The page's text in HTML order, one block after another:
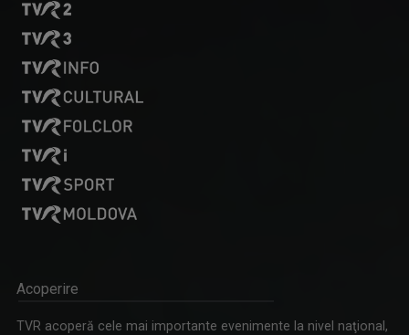
D’ALE LU’ MITICĂ
ȘTEFAN STOICA
Ștefan Stoica este pasionat de pescuit, natură ...
Acoperire
TVR acoperă cele mai importante evenimente la nivel naţional,